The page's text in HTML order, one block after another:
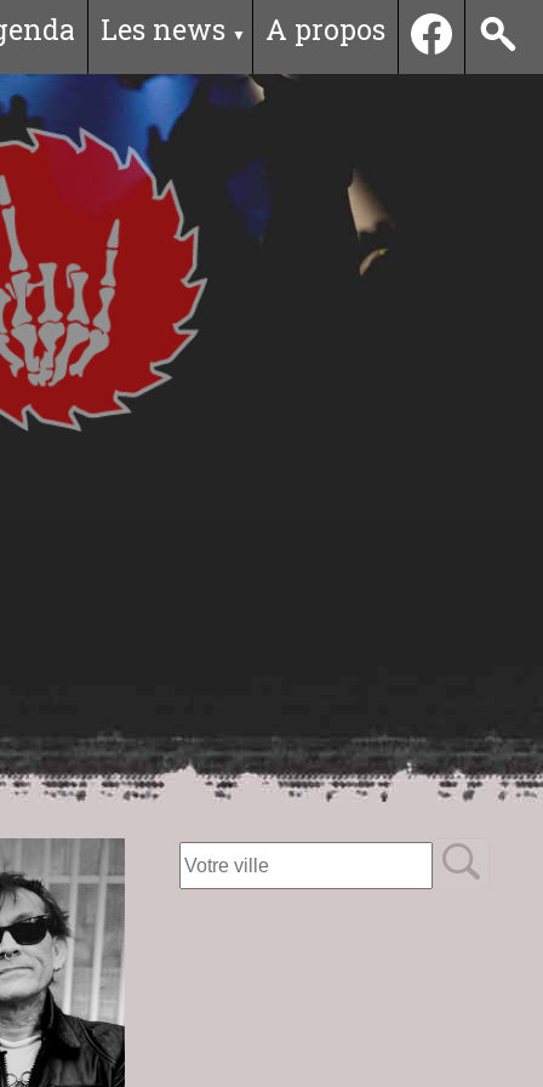
Les news A propos